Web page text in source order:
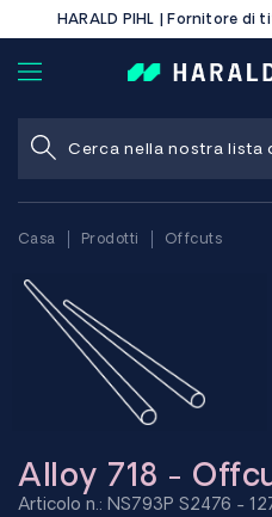
HARALD PIHL | Fornitore di
Casa Prodotti Offcuts
Alloy 718 -
Articolo n.: NS793P S2476 -